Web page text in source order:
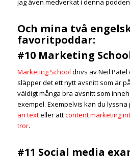
Och mina två
favoritpoddar:
#10 Marketing
Marketing School drivs av Neil Patel
släpper det ett nytt avsnitt som är
väldigt många bra avsnitt som
exempel. Exempelvis kan du lyssna
än texteller attcontent marketing
tror.
#11 Social media